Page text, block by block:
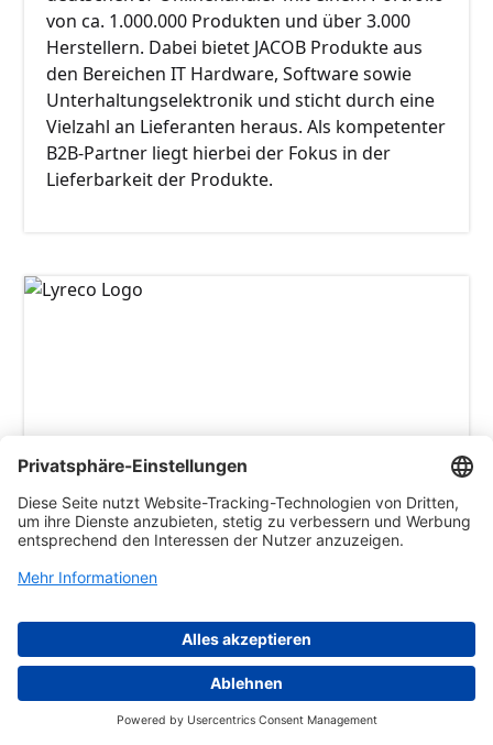
von ca. 1.000.000 Produkten und über 3.000
Herstellern. Dabei bietet JACOB Produkte aus
den Bereichen IT Hardware, Software sowie
Unterhaltungselektronik und sticht durch eine
Vielzahl an Lieferanten heraus. Als kompetenter
B2B-Partner liegt hierbei der Fokus in der
Lieferbarkeit der Produkte.
Alles für den Arbeitsplatz
Lyreco ist Marktführer in Europa und einer der
weltweit führenden Anbieter von Büro- und
Arbeitsplatzlösungen im B2B-Bereich. Lyreco ist
ein seit 1926 in Privatbesitz befindliches
Unternehmen. Dank des permanenten